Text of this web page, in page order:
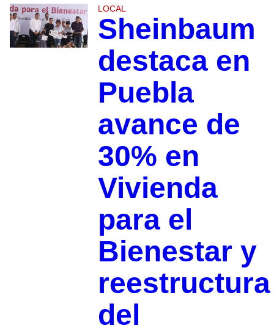
LOCAL
Sheinbaum
destaca en
Puebla
avance de
30% en
Vivienda
para el
Bienestar y
reestructura
del